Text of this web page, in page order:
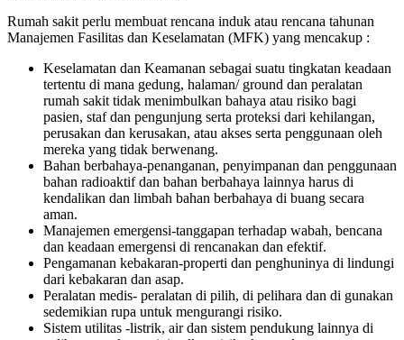
Rumah sakit perlu membuat rencana induk atau rencana tahunan
Manajemen Fasilitas dan Keselamatan (MFK) yang mencakup :
Keselamatan dan Keamanan sebagai suatu tingkatan keadaan
tertentu di mana gedung, halaman/ ground dan peralatan
rumah sakit tidak menimbulkan bahaya atau risiko bagi
pasien, staf dan pengunjung serta proteksi dari kehilangan,
perusakan dan kerusakan, atau akses serta penggunaan oleh
mereka yang tidak berwenang.
Bahan berbahaya-penanganan, penyimpanan dan penggunaan
bahan radioaktif dan bahan berbahaya lainnya harus di
kendalikan dan limbah bahan berbahaya di buang secara
aman.
Manajemen emergensi-tanggapan terhadap wabah, bencana
dan keadaan emergensi di rencanakan dan efektif.
Pengamanan kebakaran-properti dan penghuninya di lindungi
dari kebakaran dan asap.
Peralatan medis- peralatan di pilih, di pelihara dan di gunakan
sedemikian rupa untuk mengurangi risiko.
Sistem utilitas -listrik, air dan sistem pendukung lainnya di